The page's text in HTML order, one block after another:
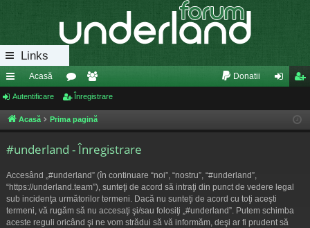
Links
eg
ăt
pi
de
Acasă
or
u
e
m
Donatii
eg
Autentificare Înregistrare
Acasă Prima pagină
#underland - Înregistrare
Accesând „#underland” (în continuare “noi”, “nostru”, “#underland”,
“https://underland.team”), sunteţi de acord să intraţi din punct de vedere legal
sub incidenţa următorilor termeni. Dacă nu sunteţi de acord cu toţi aceşti
termeni, vă rugăm să nu accesaţi şi/sau folosiţi „#underland”. Putem schimba
aceste reguli oricând şi ne vom strădui să vă informăm, deşi ar fi prudent să